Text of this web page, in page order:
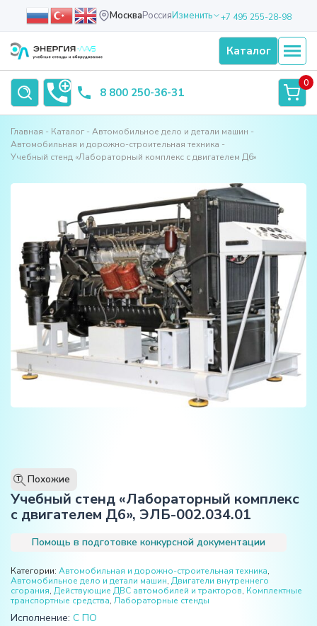
МоскваРоссияИзменить +7 495 255-28-98
Каталог
8 800 250-36-31
0
Главная Каталог
Автомобильное дело и детали машин
Автомобильная и дорожно-строительная техника
Учебный стенд «Лабораторный комплекс с двигателем Д6»
T Похожие
Учебный стенд «Лабораторный комплекс
с двигателем Д6», ЭЛБ-002.034.01
Помощь в подготовке конкурсной документации
Категории: Автомобильная и дорожно-строительная техника,
Автомобильное дело и детали машин, Двигатели внутреннего
сгорания, Действующие ДВС автомобилей и тракторов, Комплектные
транспортные средства, Лабораторные стенды
Исполнение: С ПО